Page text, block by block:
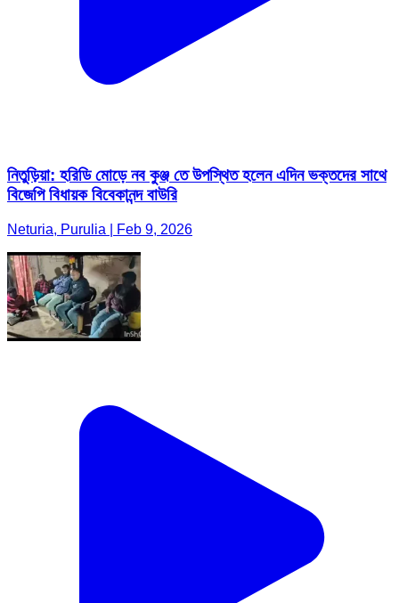
নিতুড়িয়া: হরিডি মোড়ে নব কুঞ্জ তে উপস্থিত হলেন এদিন ভক্তদের সাথে
বিজেপি বিধায়ক বিবেকানন্দ বাউরি
Neturia, Purulia | Feb 9, 2026